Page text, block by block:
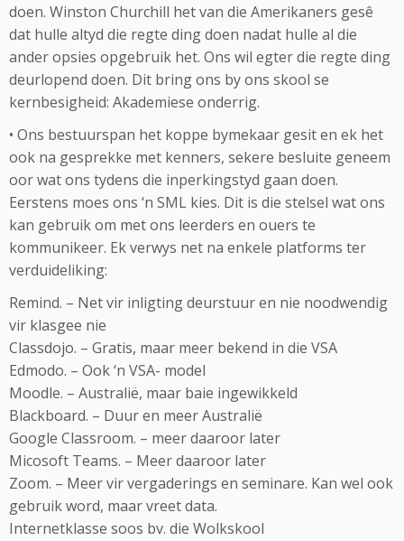
doen. Winston Churchill het van die Amerikaners gesê
dat hulle altyd die regte ding doen nadat hulle al die
ander opsies opgebruik het. Ons wil egter die regte ding
deurlopend doen. Dit bring ons by ons skool se
kernbesigheid: Akademiese onderrig.
• Ons bestuurspan het koppe bymekaar gesit en ek het
ook na gesprekke met kenners, sekere besluite geneem
oor wat ons tydens die inperkingstyd gaan doen.
Eerstens moes ons ‘n SML kies. Dit is die stelsel wat ons
kan gebruik om met ons leerders en ouers te
kommunikeer. Ek verwys net na enkele platforms ter
verduideliking:
Remind. – Net vir inligting deurstuur en nie noodwendig
vir klasgee nie
Classdojo. – Gratis, maar meer bekend in die VSA
Edmodo. – Ook ‘n VSA- model
Moodle. – Australië, maar baie ingewikkeld
Blackboard. – Duur en meer Australië
Google Classroom. – meer daaroor later
Micosoft Teams. – Meer daaroor later
Zoom. – Meer vir vergaderings en seminare. Kan wel ook
gebruik word, maar vreet data.
Internetklasse soos bv. die Wolkskool